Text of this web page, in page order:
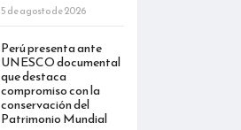
5 de agosto de 2026
Perú presenta ante
UNESCO documental
que destaca
compromiso con la
conservación del
Patrimonio Mundial